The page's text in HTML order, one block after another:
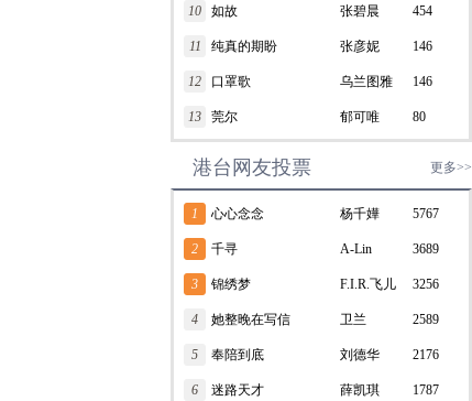
10 如故 张碧晨 454
11 纯真的期盼 张彦妮 146
12 口罩歌 乌兰图雅 146
13 莞尔 郁可唯 80
港台网友投票 更多>>
1 心心念念 杨千嬅 5767
2 千寻 A-Lin 3689
3 锦绣梦 F.I.R.飞儿
乐团
3256
4 她整晚在写信 卫兰 2589
5 奉陪到底 刘德华 2176
6 迷路天才 薛凯琪 1787